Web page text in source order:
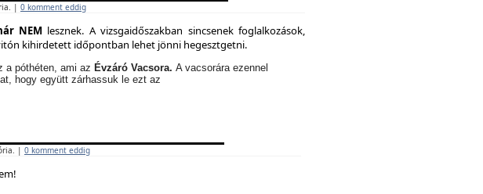
| 0 komment eddig
NEM lesznek. A vizsgaidőszakban sincsenek foglalkozások,
kihirdetett időpontban lehet jönni hegesztgetni.
a póthéten, ami az Évzáró Vacsora. A vacsorára ezennel
hogy együtt zárhassuk le ezt az
| 0 komment eddig